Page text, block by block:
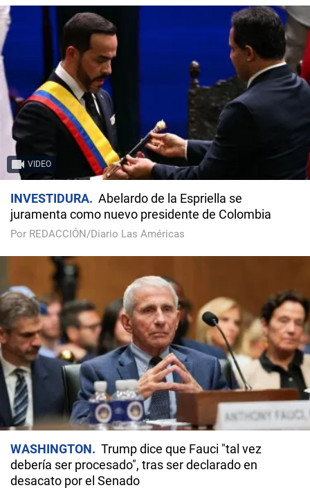
VIDEO
INVESTIDURA
Abelardo de la Espriella se
juramenta como nuevo presidente de Colombia
Por REDACCIÓN/Diario Las Américas
WASHINGTON
Trump dice que Fauci "tal vez
debería ser procesado", tras ser declarado en
desacato por el Senado